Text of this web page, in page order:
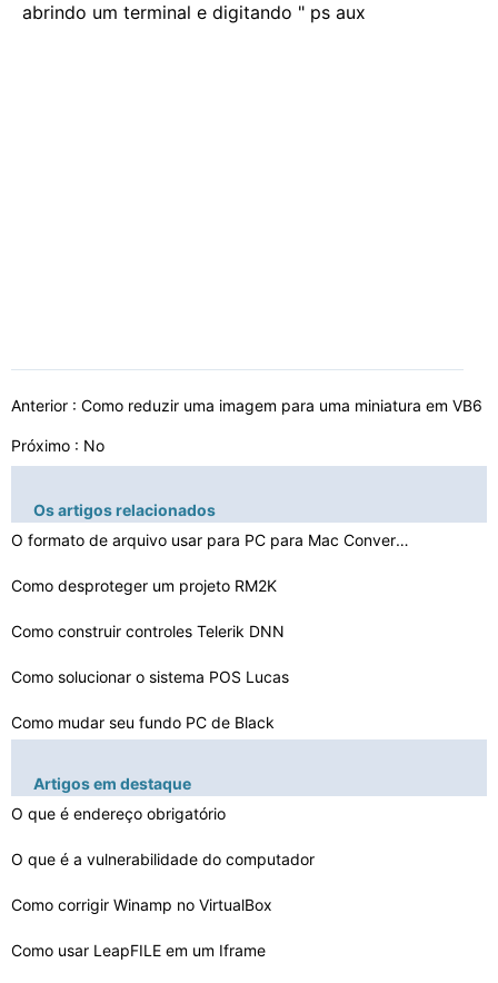
abrindo um terminal e digitando " ps aux
Anterior : Como reduzir uma imagem para uma miniatura em VB6
Próximo : No
Os artigos relacionados
O formato de arquivo usar para PC para Mac Conversão
Como desproteger um projeto RM2K
Como construir controles Telerik DNN
Como solucionar o sistema POS Lucas
Como mudar seu fundo PC de Black
Como configurar Endian Uplinks
Como desmontar uma 4L LaserJet
Como converter Código Foxpro para C + +
Como criar um Plushie Simulator
Artigos em destaque
O que é endereço obrigatório
O que é a vulnerabilidade do computador
Como corrigir Winamp no VirtualBox
Como usar LeapFILE em um Iframe